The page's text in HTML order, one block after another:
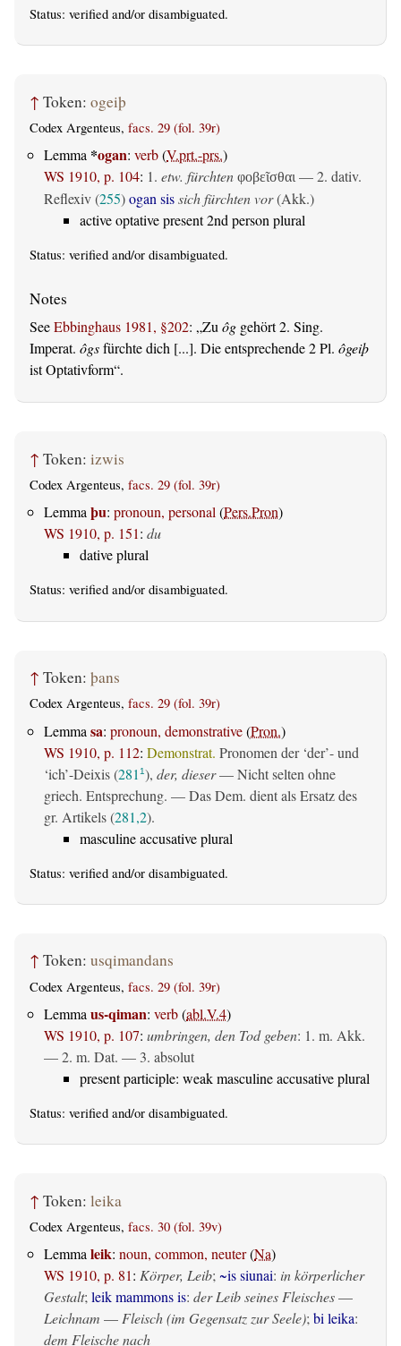
Status: verified and/or disambiguated.
↑ Token: ogeiþ
Codex Argenteus, facs. 29 (fol. 39r)
Lemma *ogan: verb(V.prt.-prs.)
WS 1910, p. 104: 1. etw. fürchten φοβεῖσθαι — 2. dativ.
Reflexiv (255)ogan sissich fürchten vor(Akk.)
active optative present 2nd person plural
Status: verified and/or disambiguated.
SeeEbbinghaus 1981, §202: Zuôg gehört 2. Sing.
Imperat. ôgsfürchte dich [...]. Die entsprechende 2 Pl. ôgeiþ
ist Optativform .
↑ Token: izwis
Codex Argenteus, facs. 29 (fol. 39r)
Lemmaþu: pronoun, personal(Pers.Pron)
WS 1910, p. 151: du
dative plural
Status: verified and/or disambiguated.
↑ Token: þans
Codex Argenteus, facs. 29 (fol. 39r)
Lemma sa: pronoun, demonstrative(Pron.)
WS 1910, p. 112: Demonstrat. Pronomen der ‘der’- und
‘ich’-Deixis (281 1), der, dieser— Nicht selten ohne
griech. Entsprechung. — Das Dem. dient als Ersatz des
gr. Artikels (281,2).
masculine accusative plural
Status: verified and/or disambiguated.
↑ Token: usqimandans
Codex Argenteus, facs. 29 (fol. 39r)
Lemma us-qiman: verb(abl.V.4)
WS 1910, p. 107: umbringen, den Tod geben: 1. m. Akk.
— 2. m. Dat. — 3. absolut
present participle: weak masculine accusative plural
Status: verified and/or disambiguated.
↑ Token: leika
Codex Argenteus, facs. 30 (fol. 39v)
Lemmaleik: noun, common, neuter(Na)
WS 1910, p. 81: Körper, Leib;~is siunai: in körperlicher
Gestalt;leik mammons is: der Leib seines Fleisches—
Leichnam —Fleisch (im Gegensatz zur Seele);bi leika:
dem Fleische nach